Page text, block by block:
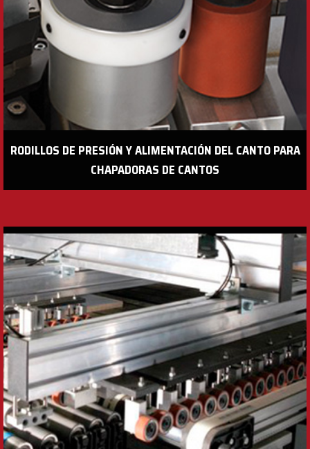
RODILLOS DE PRESIÓN Y ALIMENTACIÓN DEL CANTO PARA
CHAPADORAS DE CANTOS